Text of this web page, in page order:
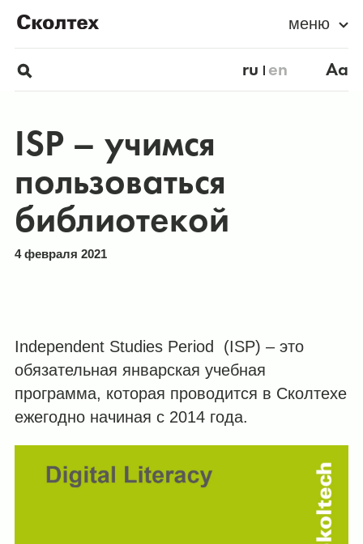
меню
ru en Aa
ISP – учимся
пользоваться
библиотекой
4 февраля 2021
Independent Studies Period (ISP) – это
обязательная январская учебная
программа, которая проводится в Сколтехе
ежегодно начиная с 2014 года.